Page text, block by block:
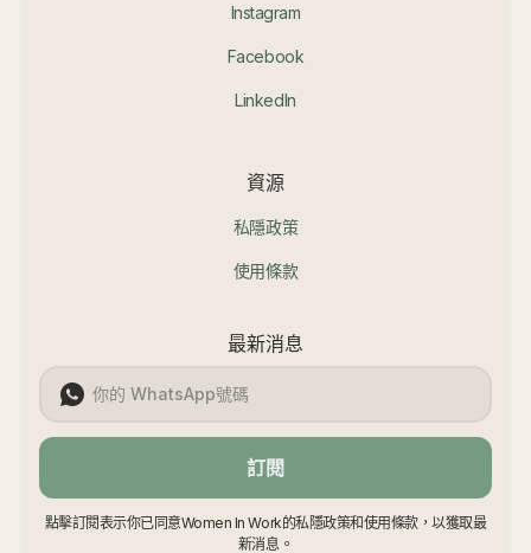
Instagram
Facebook
LinkedIn
資源
私隱政策
使用條款
最新消息
訂閱
點擊訂閱表示你已同意Women In Work的私隱政策和使用條款，以獲取最
新消息。